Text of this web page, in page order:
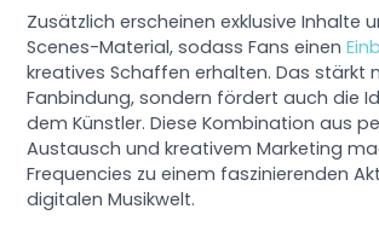
Zusätzlich erscheinen exklusive Inhalte
Scenes-Material, sodass Fans einen
kreatives Schaffen erhalten. Das stärkt
Fanbindung, sondern fördert auch die
dem Künstler. Diese Kombination aus
Austausch und kreativem Marketing
Frequencies zu einem faszinierenden
digitalen Musikwelt.